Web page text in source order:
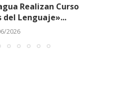
Realizan Curso
del Lenguaje»...
2026